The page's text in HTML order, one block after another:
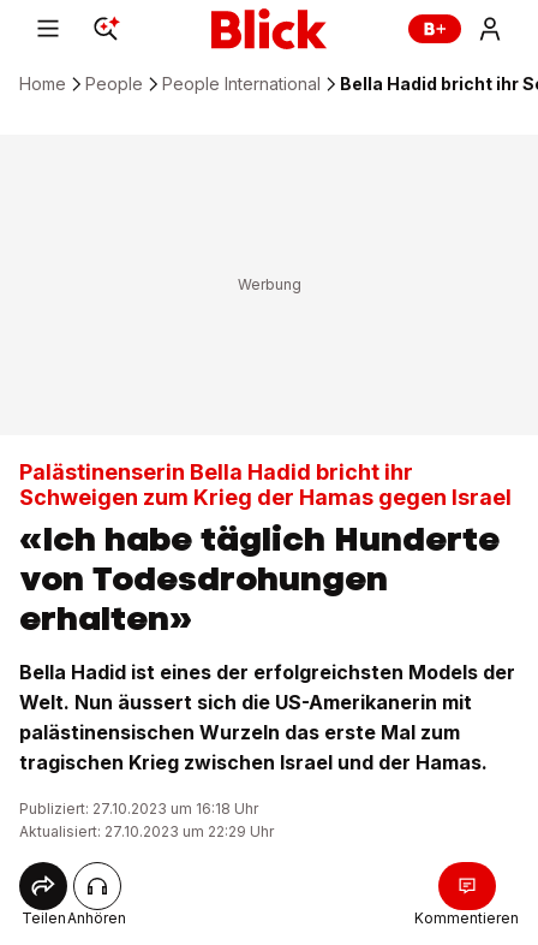
Home People People International Bella Hadid bricht ihr
Palästinenserin Bella Hadid bricht ihr
Schweigen zum Krieg der Hamas gegen Israel
«Ich habe täglich Hunderte
von Todesdrohungen
erhalten»
Bella Hadid ist eines der erfolgreichsten Models der
Welt. Nun äussert sich die US-Amerikanerin mit
palästinensischen Wurzeln das erste Mal zum
tragischen Krieg zwischen Israel und der Hamas.
Publiziert: 27.10.2023 um 16:18 Uhr
Aktualisiert: 27.10.2023 um 22:29 Uhr
TeilenAnhören Kommentieren